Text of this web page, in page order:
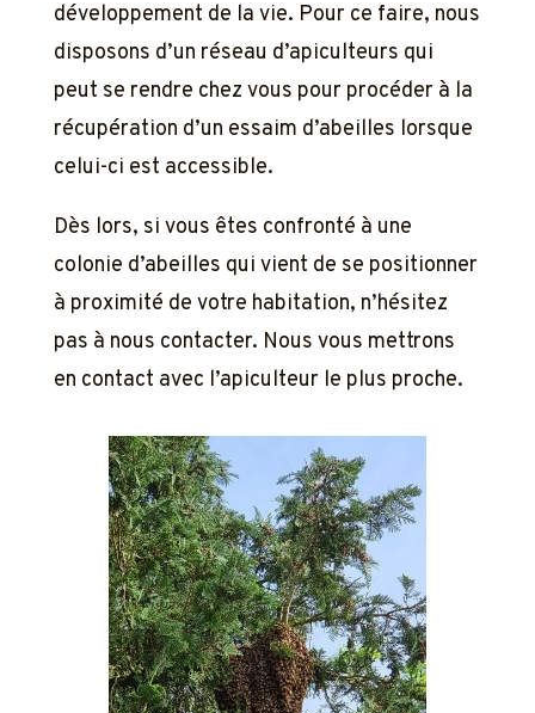
développement de la vie. Pour ce faire, nous
disposons d’un réseau d’apiculteurs qui
peut se rendre chez vous pour procéder à la
récupération d’un essaim d’abeilles lorsque
celui-ci est accessible.
Dès lors, si vous êtes confronté à une
colonie d’abeilles qui vient de se positionner
à proximité de votre habitation, n’hésitez
pas à nous contacter. Nous vous mettrons
en contact avec l’apiculteur le plus proche.